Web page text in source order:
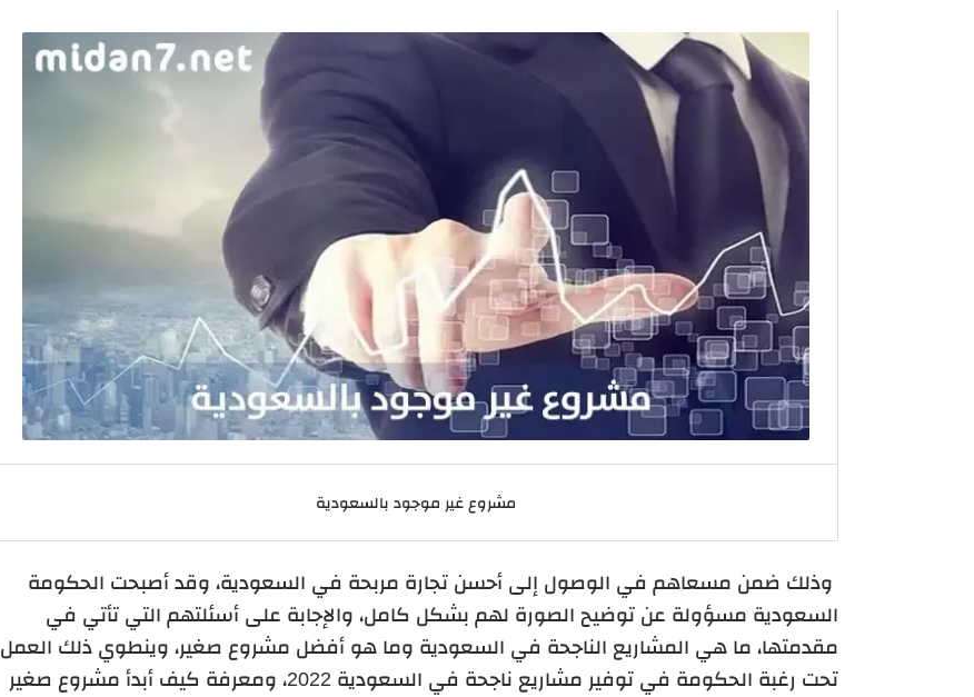
مشروع غير موجود بالسعودية
وذلك ضمن مسعاهم في الوصول إلى أحسن تجارة مربحة في السعودية، وقد أصبحت الحكومة
السعودية مسؤولة عن توضيح الصورة لهم بشكل كامل، والإجابة على أسئلتهم التي تأتي في
مقدمتها، ما هي المشاريع الناجحة في السعودية وما هو أفضل مشروع صغير، وينطوي ذلك العمل
تحت رغبة الحكومة في توفير مشاريع ناجحة في السعودية 2022، ومعرفة كيف أبدأ مشروع صغير